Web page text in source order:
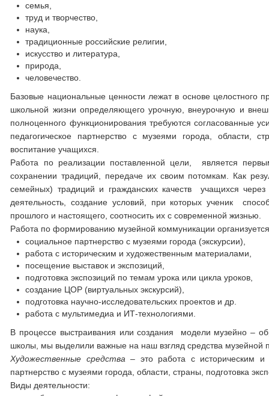
семья,
труд и творчество,
наука,
традиционные российские религии,
искусство и литература,
природа,
человечество.
Базовые национальные ценности лежат в основе целостного
школьной жизни определяющего урочную, внеурочную и
полноценного функционирования требуются согласованные
педагогическое партнерство с музеями города, области,
воспитание учащихся.
Работа по реализации поставленной цели, является
сохранении традиций, передаче их своим потомкам. Как
семейных) традиций и гражданских качеств учащихся
деятельность, создание условий, при которых ученик
прошлого и настоящего, соотносить их с современной жизнью.
Работа по формированию музейной коммуникации
социальное партнерство с музеями города (экскурсии),
работа с историческим и художественным материалами,
посещение выставок и экспозиций,
подготовка экспозиций по темам урока или цикла уроков,
создание ЦОР (виртуальных экскурсий),
подготовка научно-исследовательских проектов и др.
работа с мультимедиа и ИТ-технологиями.
В процессе выстраивания или создания модели музейно –
школы, мы выделили важные на наш взгляд средства музейной
Художественные средства – это работа с историческим и
партнерство с музеями города, области, страны, подготовка
Виды деятельности: